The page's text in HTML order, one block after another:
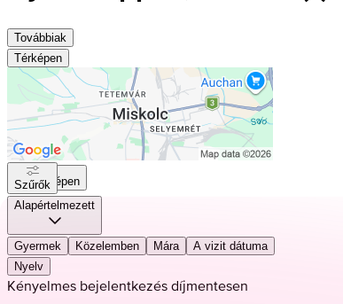
Továbbiak
Térképen
Térképen
Szűrők
Alapértelmezett
Gyermek Közelemben Mára
A vizit dátuma
Nyelv
Kényelmes bejelentkezés díjmentesen